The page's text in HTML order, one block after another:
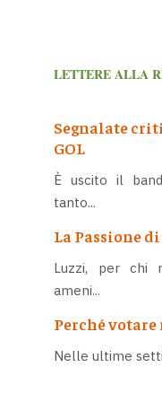
LETTERE ALLA
Segnalate
GOL
È uscito il
tanto...
La Passione
Luzzi, per chi
ameni...
Perché votare
Nelle ultime